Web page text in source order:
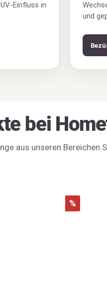
Einfluss in
und
bei
aus unseren Bereichen
%